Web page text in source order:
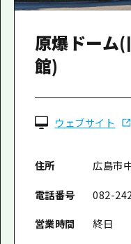
原爆ドーム
館)
ウェブサイト
住所
広島市
電話番号
082-
営業時間
終日